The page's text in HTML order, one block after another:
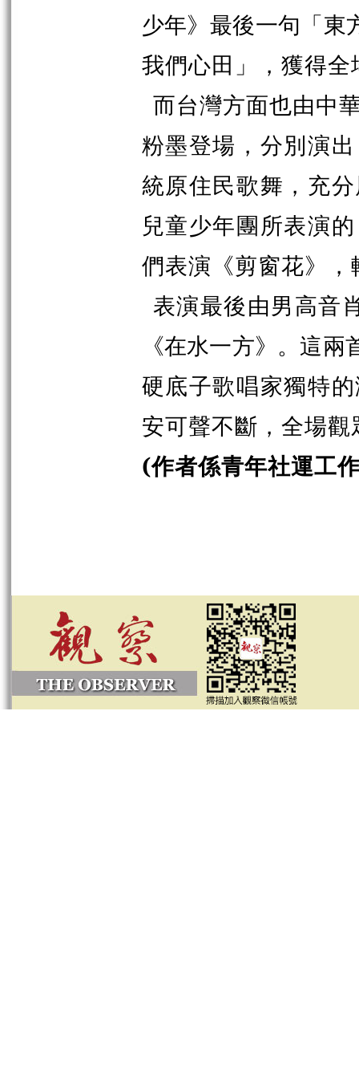
少年》最後一句「東
我們心田」，獲得
而台灣方面也由中
粉墨登場，分別演
統原住民歌舞，充
兒童少年團所表演
們表演《剪窗花》
表演最後由男高音
《在水一方》。這
硬底子歌唱家獨特
安可聲不斷，全場
(作者係青年社運工